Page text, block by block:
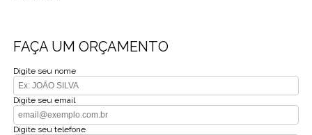
FAÇA UM ORÇAMENTO
Digite seu nome
Digite seu email
Digite seu telefone